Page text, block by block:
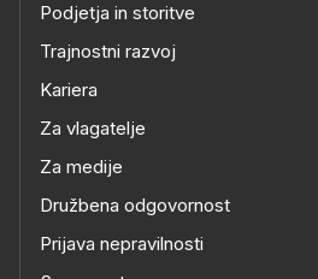
Podjetja in storitve
Trajnostni razvoj
Kariera
Za vlagatelje
Za medije
Družbena odgovornost
Prijava nepravilnosti